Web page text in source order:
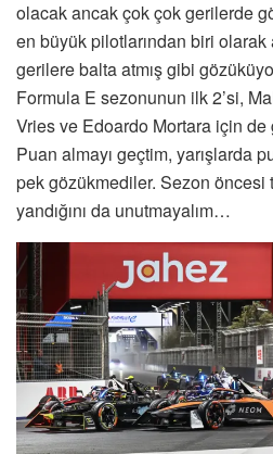
olacak ancak çok çok gerilerde
en büyük pilotlarından biri olarak
gerilere balta atmış gibi
Formula E sezonunun ilk 2’si,
Vries ve Edoardo Mortara için
Puan almayı geçtim, yarışlarda
pek gözükmediler. Sezon öncesi
yandığını da unutmayalım…